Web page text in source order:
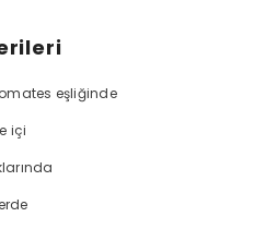
eşliğinde
içi